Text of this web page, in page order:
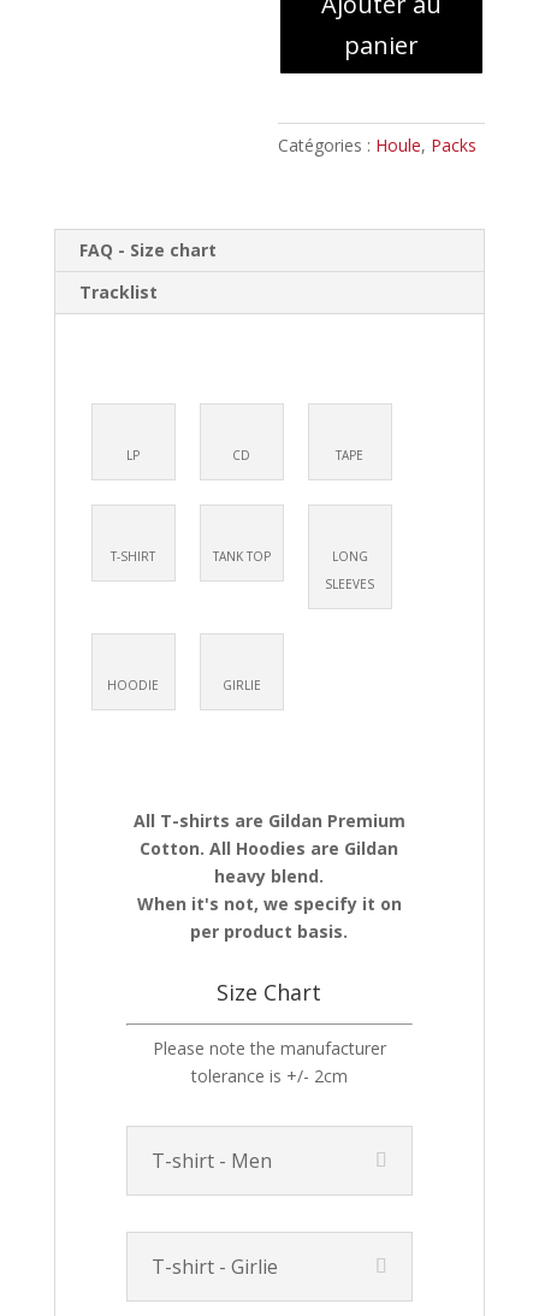
Noire
+
panier
Catégories : Houle, Packs
FAQ - Size chart
Tracklist
LP CD TAPE
T-SHIRT TANK TOP
LONG
SLEEVES
HOODIE GIRLIE
All T-shirts are Gildan Premium
Cotton. All Hoodies are Gildan
heavy blend.
When it's not, we specify it on
per product basis.
Size Chart
Please note the manufacturer
tolerance is +/- 2cm
T-shirt - Men
T-shirt - Girlie